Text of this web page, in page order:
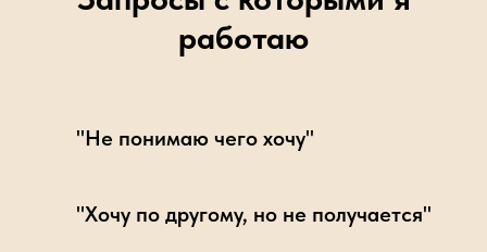
работаю
"Не понимаю чего хочу"
"Хочу по другому, но не получается"